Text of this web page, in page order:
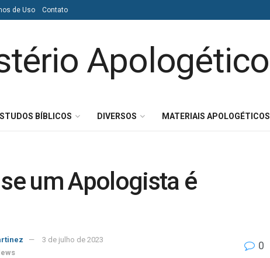
de Uso Contato
BÍBLICOS DIVERSOS MATERIAIS APOLOGÉTICOS
um Apologista é
3 de julho de 2023
0